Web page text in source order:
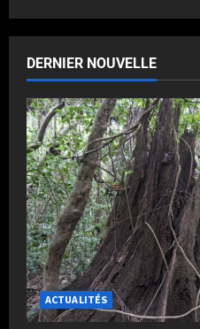
DERNIER NOUVELLE
ACTUALITÉS